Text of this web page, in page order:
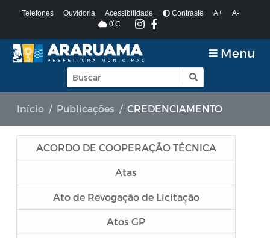
Telefones Ouvidoria Acessibilidade Contraste A+
A-
0ºC
Menu
Início Publicações CREDENCIAMENTO
ACORDO DE COOPERAÇÃO TÉCNICA
Atas
Ato de Revogação de Licitação
Atos GP